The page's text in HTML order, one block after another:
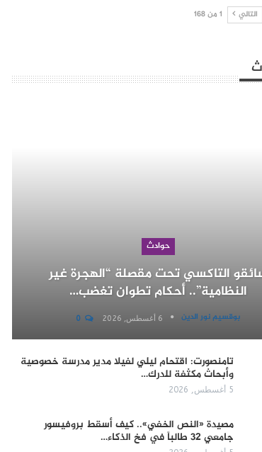
التالي 1 من 168
حوادث
التاكسي تحت مقصلة “الهجرة غير
النظامية”.. أحكام تطوان تغضب…
بوقسيم نور الدين 6 أغسطس, 2026
تامنصورت: اقتحام ليلي لفيلا مدير مدرسة خصوصية
وأبحاث مكثفة للدرك…
5 أغسطس, 2026
مصيدة «النص الخفي».. كيف أسقط بروفيسور
جامعي 32 طالباً في فخ الذكاء…